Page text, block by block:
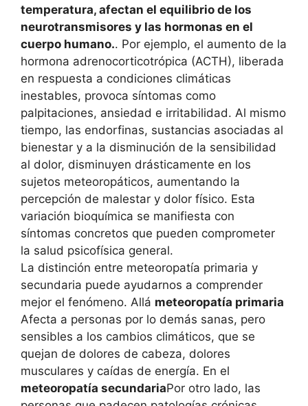
temperatura, afectan el equilibrio de los
neurotransmisores y las hormonas en el
cuerpo humano.. Por ejemplo, el aumento de la
hormona adrenocorticotrópica (ACTH), liberada
en respuesta a condiciones climáticas
inestables, provoca síntomas como
palpitaciones, ansiedad e irritabilidad. Al mismo
tiempo, las endorfinas, sustancias asociadas al
bienestar y a la disminución de la sensibilidad
al dolor, disminuyen drásticamente en los
sujetos meteoropáticos, aumentando la
percepción de malestar y dolor físico. Esta
variación bioquímica se manifiesta con
síntomas concretos que pueden comprometer
la salud psicofísica general.
La distinción entre meteoropatía primaria y
secundaria puede ayudarnos a comprender
mejor el fenómeno. Allá meteoropatía primaria
Afecta a personas por lo demás sanas, pero
sensibles a los cambios climáticos, que se
quejan de dolores de cabeza, dolores
musculares y caídas de energía. En el
meteoropatía secundariaPor otro lado, las